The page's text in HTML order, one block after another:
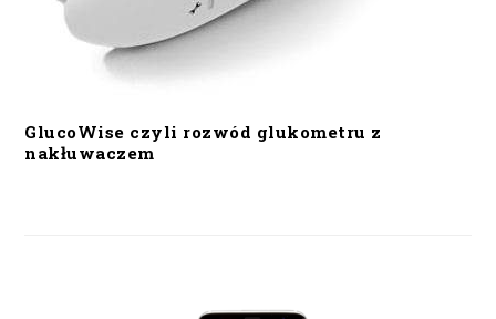
GlucoWise czyli rozwód glukometru z
nakłuwaczem